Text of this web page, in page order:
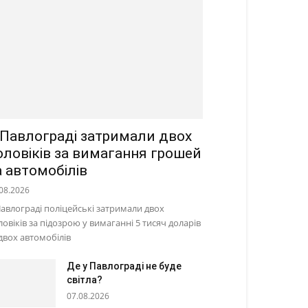
затримали двох
за вимагання грошей
автомобілів
поліцейські затримали двох
за підозрою у вимаганні 5 тисяч доларів
автомобілів
Де у Павлограді не буде
світла?
07.08.2026